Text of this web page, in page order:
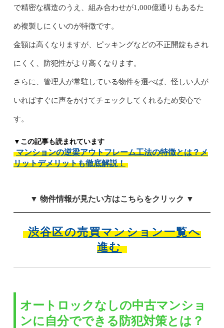
で精密な構造のうえ、組み合わせが1,000億通りもあるた
め複製しにくいのが特徴です。
金額は高くなりますが、ピッキングなどの不正開錠もされ
にくく、防犯性がより高くなります。
さらに、管理人が常駐している物件を選べば、怪しい人が
いればすぐに声をかけてチェックしてくれるため安心で
す。
▼この記事も読まれています
マンションの逆梁アウトフレーム工法の特徴とは？メ
リットデメリットも徹底解説！
▼ 物件情報が見たい方はこちらをクリック ▼
渋谷区の売買マンション一覧へ
進む
オートロックなしの中古マンショ
ンに自分でできる防犯対策とは？